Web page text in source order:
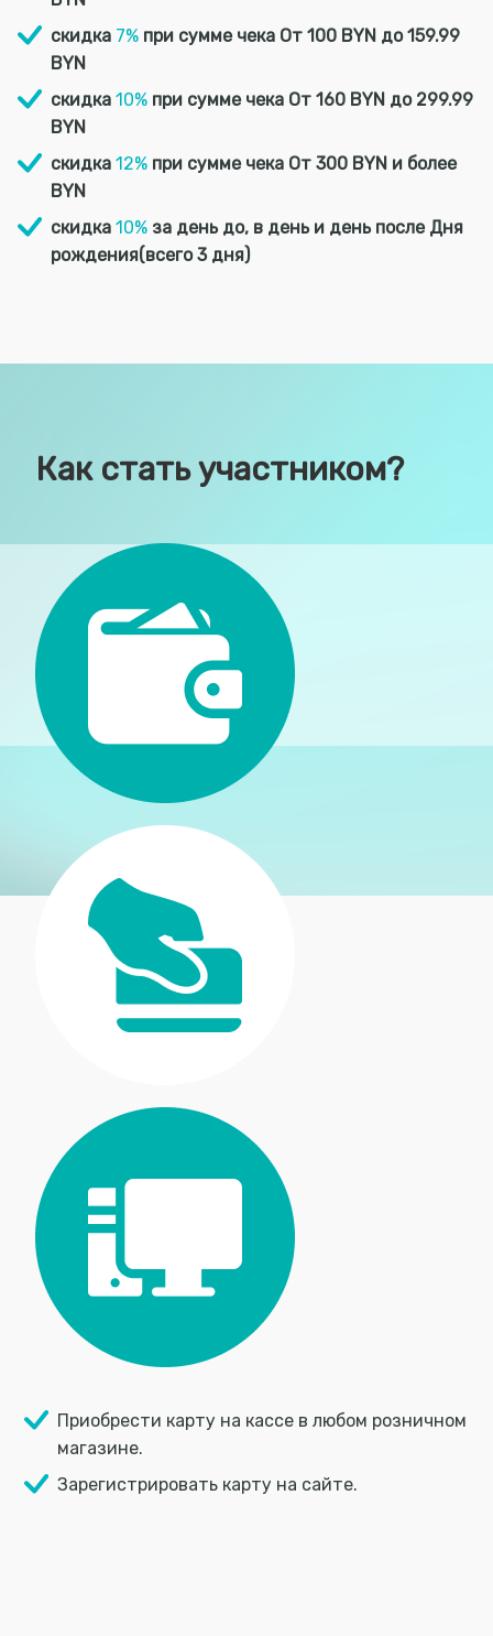
скидка 7% при сумме чека От 100 BYN до 159.99
BYN
скидка 10% при сумме чека От 160 BYN до 299.99
BYN
скидка 12% при сумме чека От 300 BYN и более
BYN
скидка 10% за день до, в день и день после Дня
рождения(всего 3 дня)
Как стать участником?
Приобрести карту на кассе в любом розничном
магазине.
Зарегистрировать карту на сайте.